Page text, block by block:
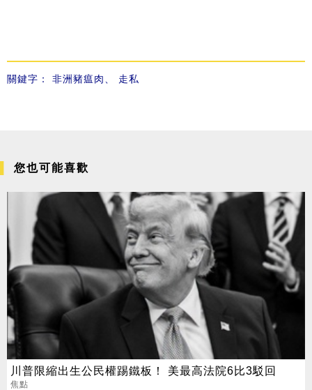
關鍵字： 非洲豬瘟肉 走私
您也可能喜歡
川普限縮出生公民權踢鐵板！ 美最高法院6比3駁回
焦點